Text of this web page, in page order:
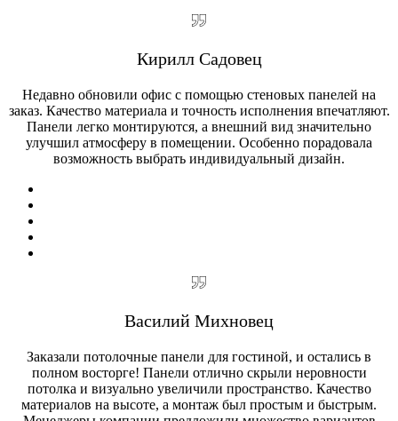
Кирилл Садовец
Недавно обновили офис с помощью стеновых панелей на
заказ. Качество материала и точность исполнения впечатляют.
Панели легко монтируются, а внешний вид значительно
улучшил атмосферу в помещении. Особенно порадовала
возможность выбрать индивидуальный дизайн.
Василий Михновец
Заказали потолочные панели для гостиной, и остались в
полном восторге! Панели отлично скрыли неровности
потолка и визуально увеличили пространство. Качество
материалов на высоте, а монтаж был простым и быстрым.